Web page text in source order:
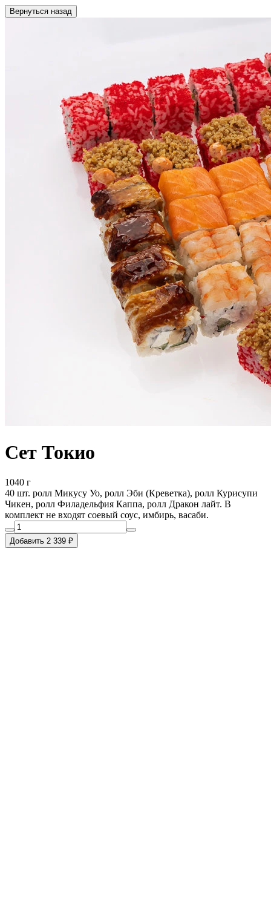
Вернуться назад
Сет Токио
1040 г
40 шт. ролл Микусу Уо, ролл Эби (Креветка), ролл Курисупи
Чикен, ролл Филадельфия Каппа, ролл Дракон лайт. В
комплект не входят соевый соус, имбирь, васаби.
Добавить 2 339 ₽